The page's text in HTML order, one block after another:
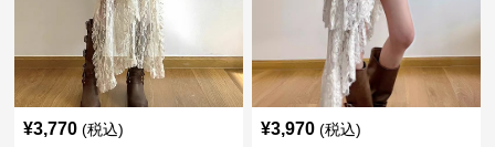
¥3,770 (税込) ¥3,970 (税込)